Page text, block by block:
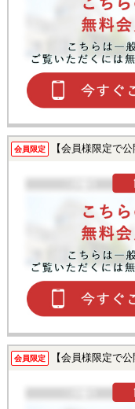
会員限定 【会員様限定で公
会員限定 【会員様限定で公